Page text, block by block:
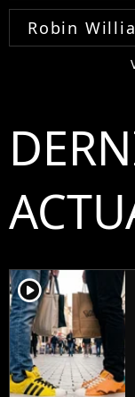
Robin
player2